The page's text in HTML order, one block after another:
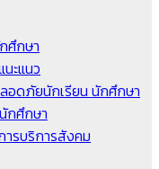
ศึกษา
ะแนว
อดภัยนักเรียน นักศึกษา
กศึกษา
ารบริการสังคม